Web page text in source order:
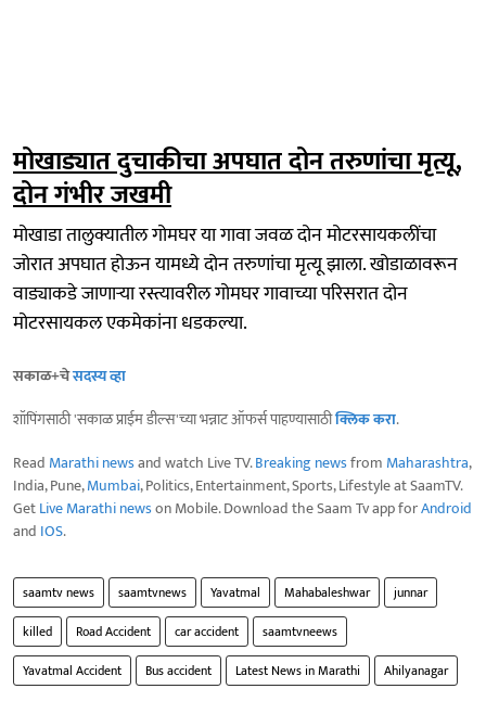
मोखाड्यात दुचाकीचा अपघात दोन तरुणांचा मृत्यू,
दोन गंभीर जखमी
मोखाडा तालुक्यातील गोमघर या गावा जवळ दोन मोटरसायकलींचा
जोरात अपघात होऊन यामध्ये दोन तरुणांचा मृत्यू झाला. खोडाळावरून
वाड्याकडे जाणाऱ्या रस्त्यावरील गोमघर गावाच्या परिसरात दोन
मोटरसायकल एकमेकांना धडकल्या.
सकाळ+चेसदस्य व्हा
शॉपिंगसाठी 'सकाळ प्राईम डील्स'च्या भन्नाट ऑफर्स पाहण्यासाठीक्लिक करा.
Read Marathi newsand watch Live TV.Breaking newsfrom Maharashtra,
India, Pune,Mumbai, Politics, Entertainment, Sports, Lifestyle at SaamTV.
GetLive Marathi newson Mobile. Download the Saam Tv app forAndroid
and IOS.
saamtv news saamtvnews Yavatmal Mahabaleshwar
junnar
killed
Road Accident car accident
saamtvneews
Yavatmal Accident
Bus accident Latest News in Marathi Ahilyanagar